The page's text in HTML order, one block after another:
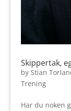
Skippertak,
by Stian
Trening
Har du noken